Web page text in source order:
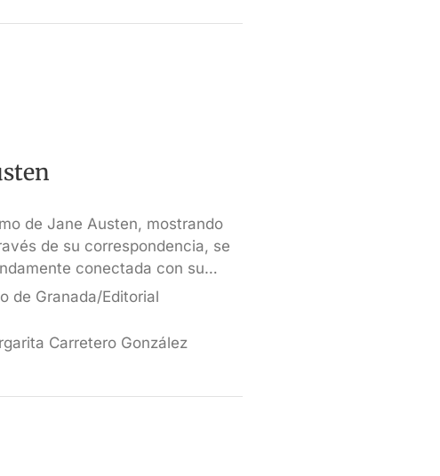
de Jane Austen, mostrando
de su correspondencia, se
conectada con su…
de Granada/Editorial
Carretero González